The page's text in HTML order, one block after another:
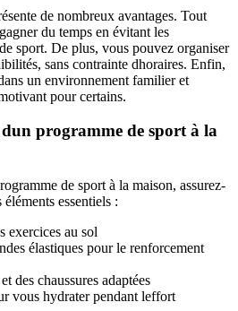
de nombreux avantages. Tout
du temps en évitant les
sport. De plus, vous pouvez organiser
sans contrainte dhoraires. Enfin,
un environnement familier et
pour certains.
dun programme de sport à la
de sport à la maison, assurez-
essentiels :
exercices au sol
élastiques pour le renforcement
des chaussures adaptées
vous hydrater pendant leffort